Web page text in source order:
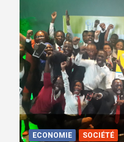
ECONOMIE SOCIÉTÉ